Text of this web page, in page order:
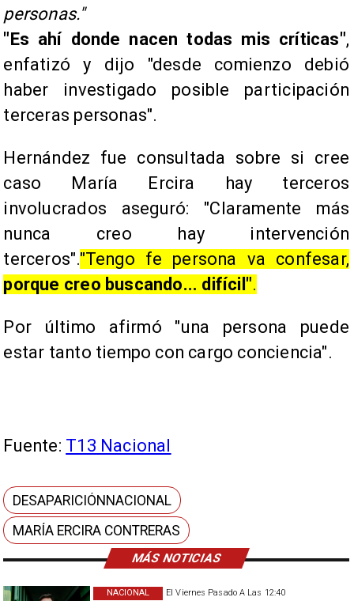
MÁS NOTICIAS
El Viernes Pasado A Las 12:40
NACIONAL
personas."
"Es ahí donde nacen todas mis críticas",
enfatizó y dijo "desde comienzo debió
haber investigado posible participación
terceras personas".
Hernández fue consultada sobre si cree
caso María Ercira hay terceros
involucrados aseguró: "Claramente más
nunca creo hay intervención
terceros"."Tengo fe persona va confesar,
porque creo buscando... difícil".
Por último afirmó "una persona puede
estar tanto tiempo con cargo conciencia".
Fuente: T13 Nacional
DESAPARICIÓNNACIONAL
MARÍA ERCIRA CONTRERAS